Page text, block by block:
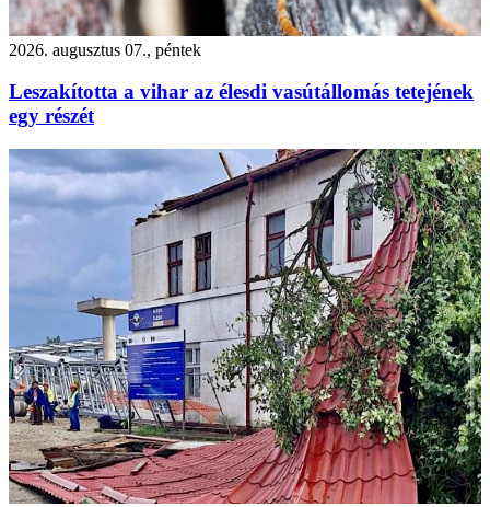
2026. augusztus 07., péntek
Leszakította a vihar az élesdi vasútállomás tetejének
egy részét